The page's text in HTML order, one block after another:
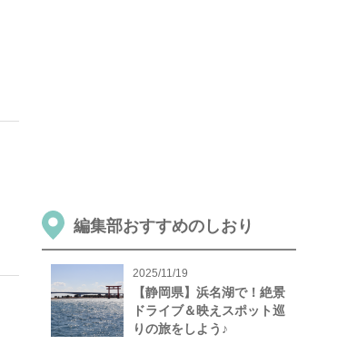
編集部おすすめのしおり
2025/11/19
【静岡県】浜名湖で！絶景
ドライブ＆映えスポット巡
りの旅をしよう♪